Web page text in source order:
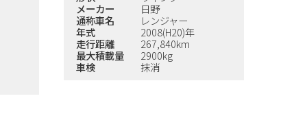
メーカー
日野
通称車名
レンジャー
年式
2008(H20)年
走行距離
267,840km
最大積載量
2900kg
車検
抹消